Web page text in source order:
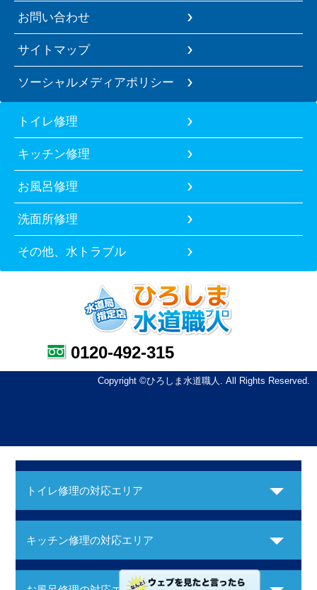
お問い合わせ
サイトマップ
ソーシャルメディアポリシー
トイレ修理
キッチン修理
お風呂修理
洗面所修理
その他、水トラブル
0120-492-315
Copyright ©ひろしま水道職人. All Rights Reserved.
トイレ修理の対応エリア
キッチン修理の対応エリア